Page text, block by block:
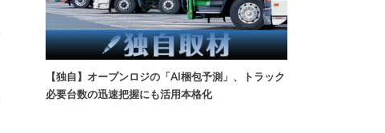
【独自】オープンロジの「AI梱包予測」、トラック
必要台数の迅速把握にも活用本格化